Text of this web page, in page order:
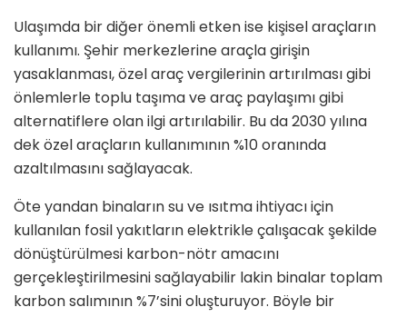
Ulaşımda bir diğer önemli etken ise kişisel araçların
kullanımı. Şehir merkezlerine araçla girişin
yasaklanması, özel araç vergilerinin artırılması gibi
önlemlerle toplu taşıma ve araç paylaşımı gibi
alternatiflere olan ilgi artırılabilir. Bu da 2030 yılına
dek özel araçların kullanımının %10 oranında
azaltılmasını sağlayacak.
Öte yandan binaların su ve ısıtma ihtiyacı için
kullanılan fosil yakıtların elektrikle çalışacak şekilde
dönüştürülmesi karbon-nötr amacını
gerçekleştirilmesini sağlayabilir lakin binalar toplam
karbon salımının %7’sini oluşturuyor. Böyle bir